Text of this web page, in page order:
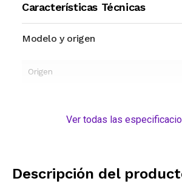
Características Técnicas
Modelo y origen
Origen
Ver todas las
Descripción del